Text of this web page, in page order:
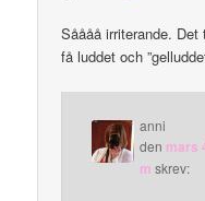
Såååå irriterande.
få luddet och
anni
den mars
m skrev: